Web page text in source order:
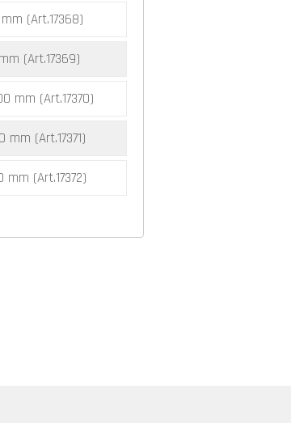
(Art.17368)
(Art.17369)
mm (Art.17370)
(Art.17371)
(Art.17372)